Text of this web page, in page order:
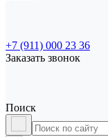
+7 (911) 000 23 36
Заказать звонок
Поиск